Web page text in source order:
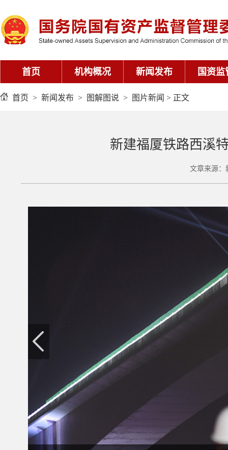
首页 机构概况 新闻发布 国资监
首页 > 新闻发布 > 图解图说 > 图片新闻 > 正文
新建福厦铁路西溪
文章来源